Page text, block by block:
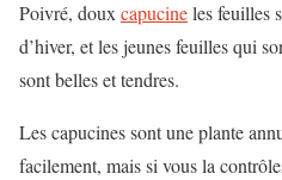
Poivré, doux capucineles feuilles
d’hiver, et les jeunes feuilles qui
sont belles et tendres.
Les capucines sont une plante
facilement, mais si vous la